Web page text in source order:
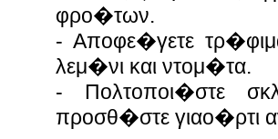
φρο�των.
- Αποφε�γετε
λεμ�νι και ντομ�τα.
- Πολτοποι�στε
προσθ�στε γιαο�ρτι